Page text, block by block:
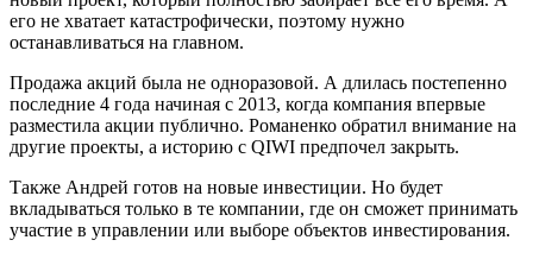
его не хватает катастрофически, поэтому нужно
останавливаться на главном.
Продажа акций была не одноразовой. А длилась постепенно
последние 4 года начиная с 2013, когда компания впервые
разместила акции публично. Романенко обратил внимание на
другие проекты, а историю с QIWI предпочел закрыть.
Также Андрей готов на новые инвестиции. Но будет
вкладываться только в те компании, где он сможет принимать
участие в управлении или выборе объектов инвестирования.